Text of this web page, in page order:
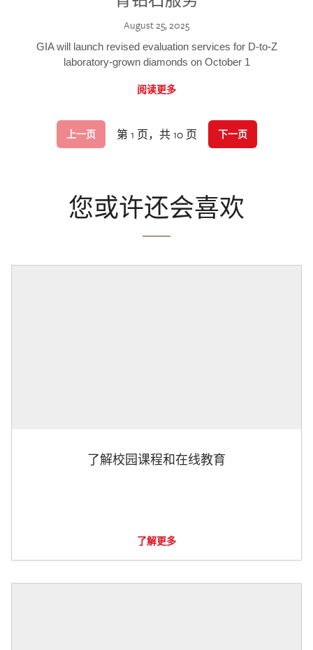
August 25, 2025
GIA will launch revised evaluation services for D-to-Z
laboratory-grown diamonds on October 1
阅读更多
上一页 第 1 页，共 10 页 下一页
您或许还会喜欢
了解校园课程和在线教育
了解更多